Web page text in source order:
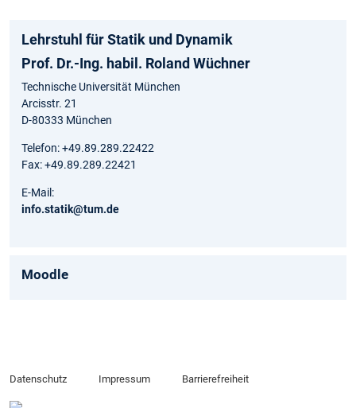
Lehrstuhl für Statik und Dynamik
Prof. Dr.-Ing. habil. Roland Wüchner
Technische Universität München
Arcisstr. 21
D-80333 München
Telefon: +49.89.289.22422
Fax: +49.89.289.22421
E-Mail:
info.statik@tum.de
Moodle
Datenschutz Impressum Barrierefreiheit